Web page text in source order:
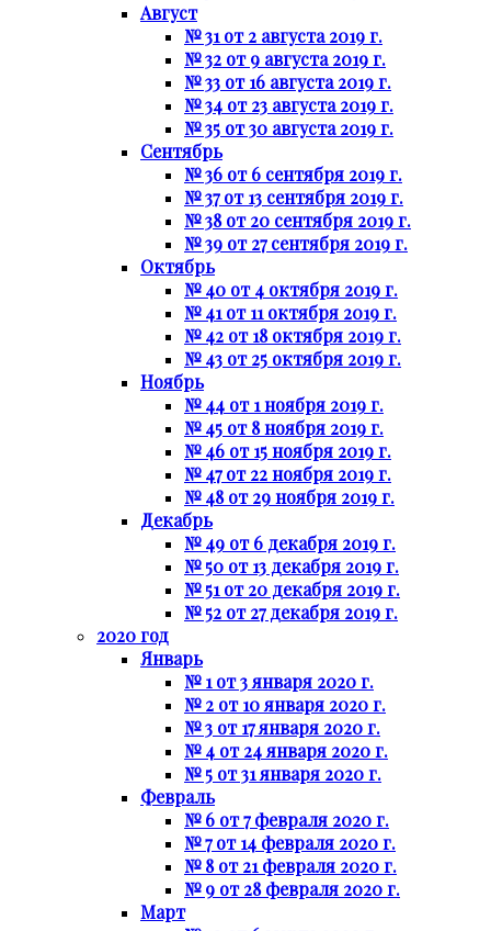
Август
№ 31 от 2 августа 2019 г.
№ 32 от 9 августа 2019 г.
№ 33 от 16 августа 2019 г.
№ 34 от 23 августа 2019 г.
№ 35 от 30 августа 2019 г.
Сентябрь
№ 36 от 6 сентября 2019 г.
№ 37 от 13 сентября 2019 г.
№ 38 от 20 сентября 2019 г.
№ 39 от 27 сентября 2019 г.
Октябрь
№ 40 от 4 октября 2019 г.
№ 41 от 11 октября 2019 г.
№ 42 от 18 октября 2019 г.
№ 43 от 25 октября 2019 г.
Ноябрь
№ 44 от 1 ноября 2019 г.
№ 45 от 8 ноября 2019 г.
№ 46 от 15 ноября 2019 г.
№ 47 от 22 ноября 2019 г.
№ 48 от 29 ноября 2019 г.
Декабрь
№ 49 от 6 декабря 2019 г.
№ 50 от 13 декабря 2019 г.
№ 51 от 20 декабря 2019 г.
№ 52 от 27 декабря 2019 г.
2020 год
Январь
№ 1 от 3 января 2020 г.
№ 2 от 10 января 2020 г.
№ 3 от 17 января 2020 г.
№ 4 от 24 января 2020 г.
№ 5 от 31 января 2020 г.
Февраль
№ 6 от 7 февраля 2020 г.
№ 7 от 14 февраля 2020 г.
№ 8 от 21 февраля 2020 г.
№ 9 от 28 февраля 2020 г.
Март